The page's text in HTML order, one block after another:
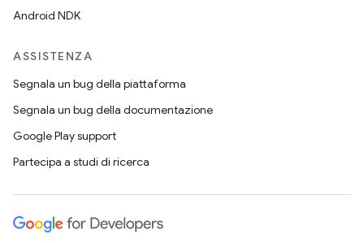
Android NDK
ASSISTENZA
Segnala un bug della piattaforma
Segnala un bug della documentazione
Google Play support
Partecipa a studi di ricerca